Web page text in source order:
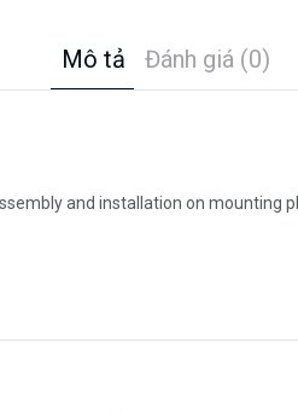
Mô tả Đánh giá (0)
and installation on mounting